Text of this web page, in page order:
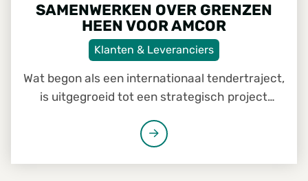
SAMENWERKEN OVER GRENZEN
HEEN VOOR AMCOR
Klanten & Leveranciers
Wat begon als een internationaal tendertraject,
is uitgegroeid tot een strategisch project
en Nederland nauw samenwerken. Voor
verpakkingsspecialist Amcor worden op